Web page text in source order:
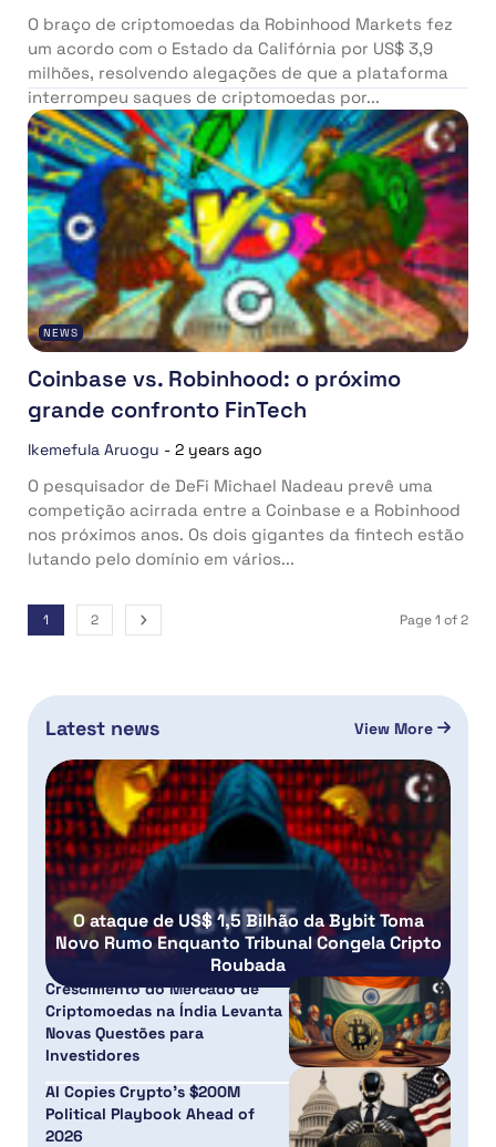
O braço de criptomoedas da Robinhood Markets fez
um acordo com o Estado da Califórnia por US$ 3,9
milhões, resolvendo alegações de que a plataforma
interrompeu saques de criptomoedas por...
NEWS
Coinbase vs. Robinhood: o próximo
grande confronto FinTech
Ikemefula Aruogu - 2 years ago
O pesquisador de DeFi Michael Nadeau prevê uma
competição acirrada entre a Coinbase e a Robinhood
nos próximos anos. Os dois gigantes da fintech estão
lutando pelo domínio em vários...
1 2 Page 1 of 2
Latest news View More
O ataque de US$ 1,5 Bilhão da Bybit Toma
Novo Rumo Enquanto Tribunal Congela Cripto
Roubada
Crescimento do Mercado de
Criptomoedas na Índia Levanta
Novas Questões para
Investidores
AI Copies Crypto’s $200M
Political Playbook Ahead of
2026